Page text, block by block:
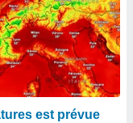
est prévue